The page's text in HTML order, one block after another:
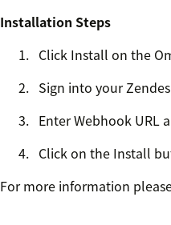
Installation Steps
Click Install on the
Sign into your
Enter Webhook URL
Click on the Install
For more information